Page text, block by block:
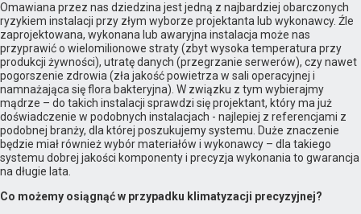
Omawiana przez nas dziedzina jest jedną z najbardziej obarczonych
ryzykiem instalacji przy złym wyborze projektanta lub wykonawcy. Źle
zaprojektowana, wykonana lub awaryjna instalacja może nas
przyprawić o wielomilionowe straty (zbyt wysoka temperatura przy
produkcji żywności), utratę danych (przegrzanie serwerów), czy nawet
pogorszenie zdrowia (zła jakość powietrza w sali operacyjnej i
namnażająca się flora bakteryjna). W związku z tym wybierajmy
mądrze – do takich instalacji sprawdzi się projektant, który ma już
doświadczenie w podobnych instalacjach - najlepiej z referencjami z
podobnej branży, dla której poszukujemy systemu. Duże znaczenie
będzie miał również wybór materiałów i wykonawcy – dla takiego
systemu dobrej jakości komponenty i precyzja wykonania to gwarancja
na długie lata.
Co możemy osiągnąć w przypadku klimatyzacji precyzyjnej?